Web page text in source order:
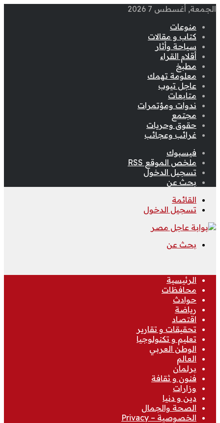
الجمعة, أغسطس 7 2026
منوعات
كتاب و مقالات
سياحة وأثار
أقلام القراء
مطبخ
معلومة تهمك
عاجل تيوب
متابعات
ندوات ومؤتمرات
مجتمع
حقوق وحريات
غرائب وعجائب
فيسبوك
ملخص الموقع RSS
تسجيل الدخول
بحث عن
القائمة
تسجيل الدخول
بحث عن
الرئيسية
محافظات
حوادث
رياضة
اقتصاد
تحقيقات و تقارير
تعليم و تكنولوجيا
الوطن العربي
العالم
برلمان
فنون و ثقافة
وزارات
دين و دنيا
الصحة والجمال
الخصوصية – Privacy